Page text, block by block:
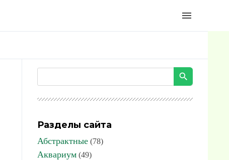
menu
Разделы сайта
Абстрактные (78)
Аквариум (49)